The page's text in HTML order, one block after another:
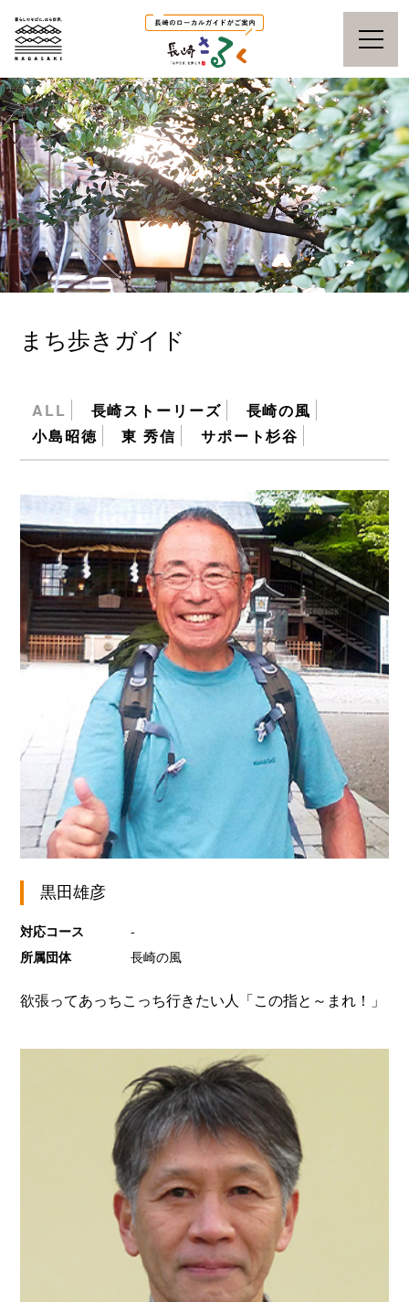
まち歩きガイド
ALL 長崎ストーリーズ
長崎の風
小島昭徳
東 秀信 サポート杉谷
黒田雄彦
対応コース
-
所属団体
長崎の風
欲張ってあっちこっち行きたい人「この指と～まれ！」